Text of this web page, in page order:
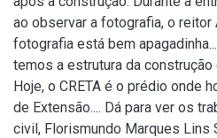
ao observar a fotografia, o reitor
fotografia está bem
temos a estrutura da construção
Hoje, o CRETA é o prédio onde
de Extensão.... Dá para ver os
civil, Florismundo Marques Lins